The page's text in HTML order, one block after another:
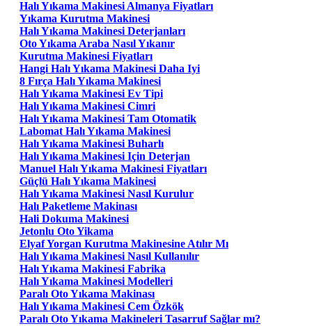
Halı Yıkama Makinesi Almanya Fiyatları
Yıkama Kurutma Makinesi
Halı Yıkama Makinesi Deterjanları
Oto Yıkama Araba Nasıl Yıkanır
Kurutma Makinesi Fiyatları
Hangi Halı Yıkama Makinesi Daha Iyi
8 Fırça Halı Yıkama Makinesi
Halı Yıkama Makinesi Ev Tipi
Halı Yıkama Makinesi Cimri
Halı Yıkama Makinesi Tam Otomatik
Labomat Halı Yıkama Makinesi
Halı Yıkama Makinesi Buharlı
Halı Yıkama Makinesi Için Deterjan
Manuel Halı Yıkama Makinesi Fiyatları
Güçlü Halı Yıkama Makinesi
Halı Yıkama Makinesi Nasıl Kurulur
Halı Paketleme Makinası
Hali Dokuma Makinesi
Jetonlu Oto Yikama
Elyaf Yorgan Kurutma Makinesine Atılır Mı
Halı Yıkama Makinesi Nasıl Kullanılır
Halı Yıkama Makinesi Fabrika
Halı Yıkama Makinesi Modelleri
Paralı Oto Yıkama Makinası
Halı Yıkama Makinesi Cem Özkök
Paralı Oto Yıkama Makineleri Tasarruf Sağlar mı?